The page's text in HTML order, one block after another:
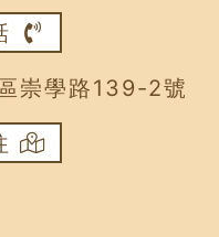
崇學路139-2號